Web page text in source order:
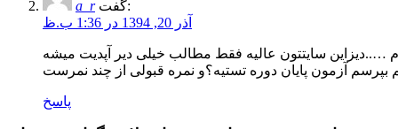
a_r
گفت:
آذر 20, 1394 در 1:36 ب.ظ
بپرسم آزمون پایان دوره تستیه؟و نمره قبولی از چند نمرست
پاسخ